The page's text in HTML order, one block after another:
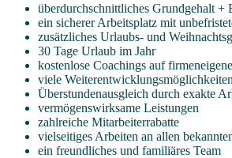
überdurchschnittliches Grundgehalt +
ein sicherer Arbeitsplatz mit
zusätzliches Urlaubs- und
30 Tage Urlaub im Jahr
kostenlose Coachings auf
viele
Überstundenausgleich durch exakte
vermögenswirksame Leistungen
zahlreiche Mitarbeiterrabatte
vielseitiges Arbeiten an allen
ein freundliches und familiäres Team